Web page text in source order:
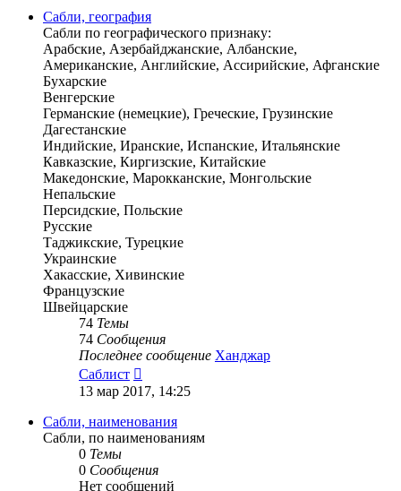
Сабли, география
Сабли по географического признаку:
Арабские, Азербайджанские, Албанские,
Американские, Английские, Ассирийские, Афганские
Бухарские
Венгерские
Германские (немецкие), Греческие, Грузинские
Дагестанские
Индийские, Иранские, Испанские, Итальянские
Кавказские, Киргизские, Китайские
Македонские, Марокканские, Монгольские
Непальские
Персидские, Польские
Русские
Таджикские, Турецкие
Украинские
Хакасские, Хивинские
Французские
Швейцарские
74 Темы
74 Сообщения
Последнее сообщение Ханджар
Саблист
к
последнему
сообщению
13 мар 2017, 14:25
Сабли, наименования
Сабли, по наименованиям
0 Темы
0 Сообщения
Нет сообщений